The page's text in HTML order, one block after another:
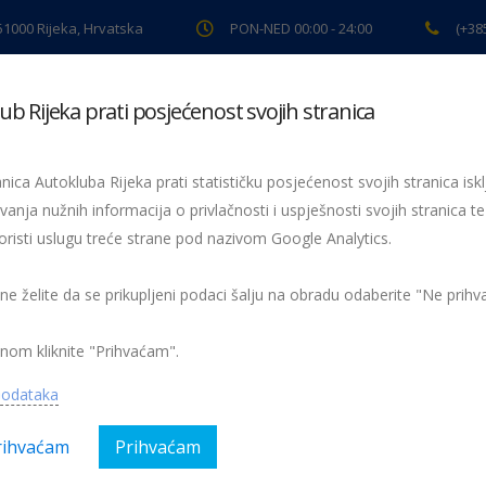
Rijeka, Hrvatska PON-NED 00:00 - 24:00
pregled Pomoć na cesti Servis Preventiva
“29. Maškarani
Rijeka prati posjećenost svojih stranica
Autokluba Rijeka prati statističku posjećenost svojih stranica
nužnih informacija o privlačnosti i uspješnosti svojih stranica te
uslugu treće strane pod nazivom Google Analytics.
želite da se prikupljeni podaci šalju na obradu odaberite "Ne
kliknite "Prihvaćam".
Prihvaćam